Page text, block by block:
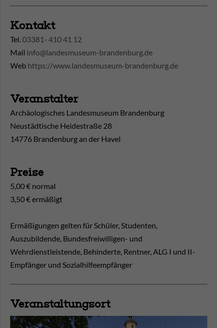
Kontakt
Tel.03381- 410 41 12
Mail info@landesmuseum-brandenburg.de
Web https://www.landesmuseum-brandenburg.de
Veranstalter
Archäologisches Landesmuseum Brandenburg
Neustädtische Heidestraße 28
14776 Brandenburg an der Havel
Preise
5,00 € normal
3,50 € ermäßigt
Ermäßigungen gelten für Schüler, Studenten,
Auszubildende, Bundesfreiwilligen- und
Wehrdienstleistende, Behinderte, Rentner, ALG I und II-
Empfänger und Sozialhilfeempfänger
Veranstaltungsort